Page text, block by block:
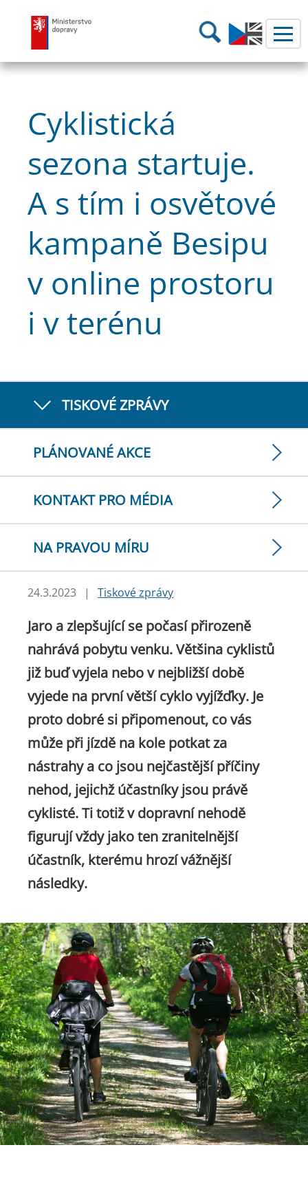
Ministerstvo dopravy Hledání
Cyklistická
sezona startuje.
A s tím i osvětové
kampaně Besipu
v online prostoru
i v terénu
TISKOVÉ ZPRÁVY
PLÁNOVANÉ AKCE
KONTAKT PRO MÉDIA
NA PRAVOU MÍRU
24.3.2023 | Tiskové zprávy
Jaro a zlepšující se počasí přirozeně
nahrává pobytu venku. Většina cyklistů
již buď vyjela nebo v nejbližší době
vyjede na první větší cyklo vyjížďky. Je
proto dobré si připomenout, co vás
může při jízdě na kole potkat za
nástrahy a co jsou nejčastější příčiny
nehod, jejichž účastníky jsou právě
cyklisté. Ti totiž v dopravní nehodě
figurují vždy jako ten zranitelnější
účastník, kterému hrozí vážnější
následky.